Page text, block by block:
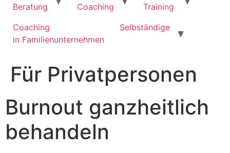
Beratung
Coaching
Training
Coaching
in Familienunternehmen
Selbständige
Für Privatpersonen
Burnout ganzheitlich
behandeln